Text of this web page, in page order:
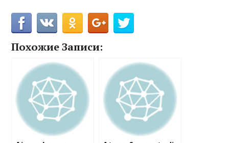
Похожие Записи: